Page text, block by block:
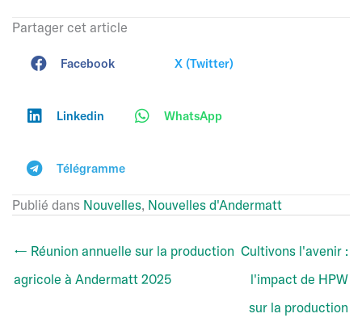
Partager cet article
Facebook X (Twitter)
Linkedin WhatsApp
Télégramme
Publié dans Nouvelles, Nouvelles d'Andermatt
← Réunion annuelle sur la production
agricole à Andermatt 2025
Cultivons l'avenir :
l'impact de HPW
sur la production